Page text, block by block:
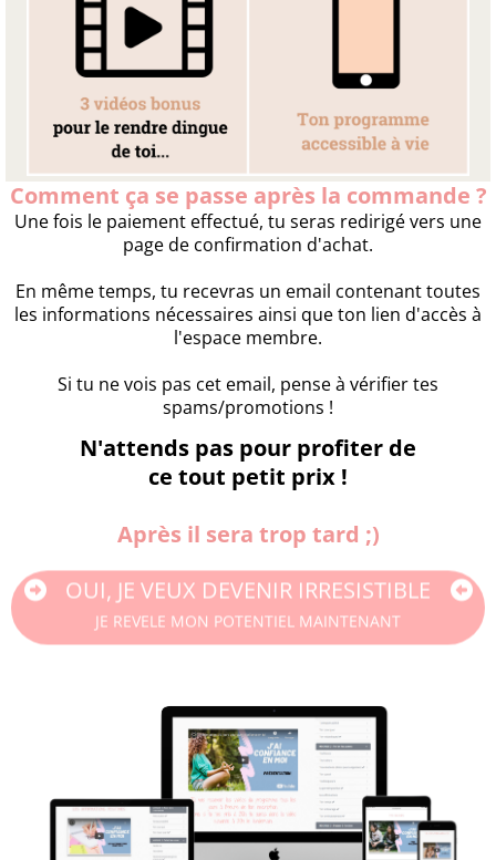
Comment ça se passe après la commande ?
Une fois le paiement effectué, tu seras redirigé vers une
page de confirmation d'achat.
En même temps, tu recevras un email contenant toutes
les informations nécessaires ainsi que ton lien d'accès à
l'espace membre.
Si tu ne vois pas cet email, pense à vérifier tes
spams/promotions !
N'attends pas pour profiter de
ce tout petit prix !
Après il sera trop tard ;)
OUI, JE VEUX DEVENIR IRRESISTIBLE
JE REVELE MON POTENTIEL MAINTENANT